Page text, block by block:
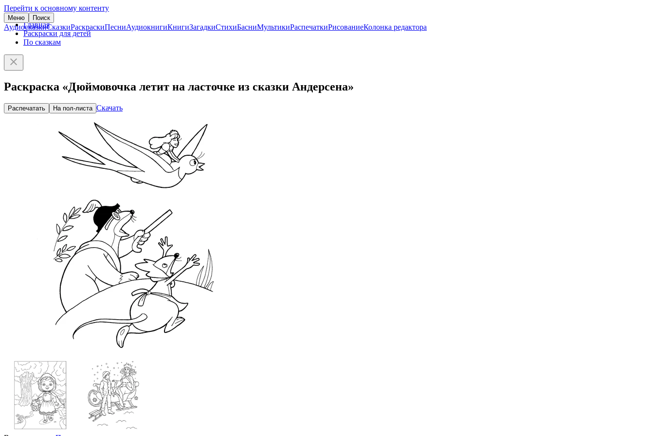
Перейти к основному контенту
Меню Поиск
АудиосказкиСказкиРаскраскиПесниАудиокнигиКнигиЗагадкиСтихиБасниМультикиРаспечаткиРисованиеКолонка редактора
Главная
Раскраски для детей
По сказкам
Раскраска «Дюймовочка летит на ласточке из сказки Андерсена»
Распечатать На пол-листа Скачать